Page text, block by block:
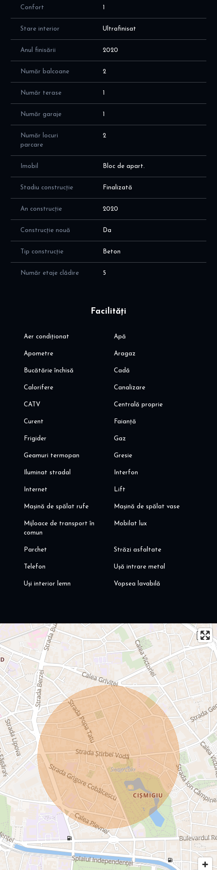
Acest apartament este ideal pentru familii care cauta
rafinament, liniste, spatiu si o locatie centrala cu valoare
arhitecturala deosebita.
Pentru detalii suplimentare sau programarea unei vizionari, va
Confort 1
Stare interior Ultrafinisat
Anul finisării 2020
Număr balcoane 2
Număr terase 1
Număr garaje 1
Număr locuri
parcare
2
Imobil Bloc de apart.
Stadiu construcție Finalizată
An construcție 2020
Construcție nouă Da
Tip construcție Beton
Număr etaje clădire 5
Facilități
Aer condiționat Apă
Apometre Aragaz
Bucătărie închisă Cadă
Calorifere Canalizare
CATV Centrală proprie
Curent Faianță
Frigider Gaz
Geamuri termopan Gresie
Iluminat stradal Interfon
Internet Lift
Mașină de spălat rufe Mașină de spălat vase
Mijloace de transport în
comun
Mobilat lux
Parchet Străzi asfaltate
Telefon Ușă intrare metal
Uși interior lemn Vopsea lavabilă